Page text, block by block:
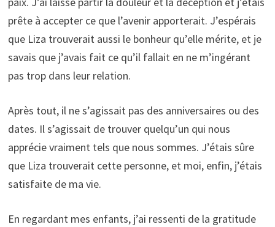
prête à accepter ce que l’avenir apporterait. J’espérais
que Liza trouverait aussi le bonheur qu’elle mérite, et je
savais que j’avais fait ce qu’il fallait en ne m’ingérant
pas trop dans leur relation.
Après tout, il ne s’agissait pas des anniversaires ou des
dates. Il s’agissait de trouver quelqu’un qui nous
apprécie vraiment tels que nous sommes. J’étais sûre
que Liza trouverait cette personne, et moi, enfin, j’étais
satisfaite de ma vie.
En regardant mes enfants, j’ai ressenti de la gratitude